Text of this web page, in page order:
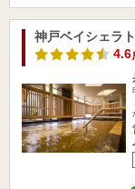
神戸ベイシェラ
4.6